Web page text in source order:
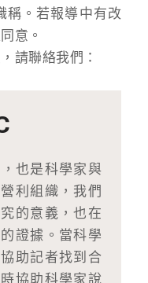
稱。若報導中有改
意。
請聯絡我們：
也是科學家與
利組織，我們
的意義，也在
證據。當科學
助記者找到合
協助科學家說